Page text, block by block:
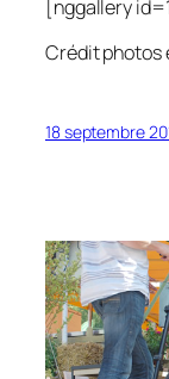
[nggallery id=1]
Crédit photos
18 septembre